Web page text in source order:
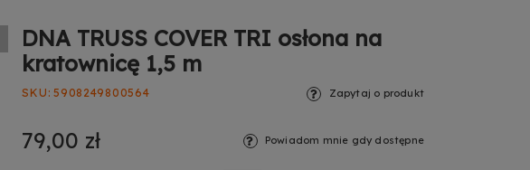
DNA TRUSS COVER TRI osłona na
kratownicę 1,5 m
SKU 5908249800564
79,00 zł
Zapytaj o produkt
Powiadom mnie gdy dostępne